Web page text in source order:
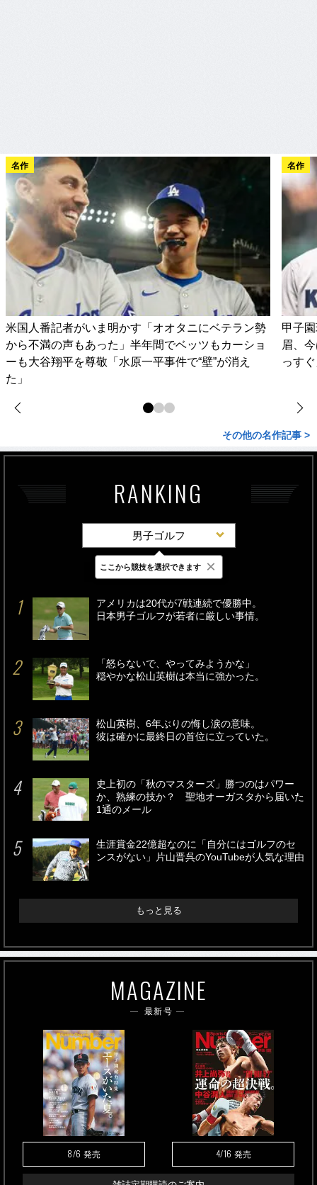
名作
米国人番記者がいま明かす「オオタニにベテラン勢
から不満の声もあった」半年間でベッツもカーショ
ーも大谷翔平を尊敬「水原一平事件で“壁”が消え
た」
名作
甲子
眉、
っす
その他の名作記事 >
RANKING
男子ゴルフ
最新 24時間 週間
アメリカは20代が7戦連続で優勝中。
日本男子ゴルフが若者に厳しい事情。
「怒らないで、やってみようかな」
穏やかな松山英樹は本当に強かった。
松山英樹、6年ぶりの悔し涙の意味。
彼は確かに最終日の首位に立っていた。
史上初の「秋のマスターズ」勝つのはパワー
か、熟練の技か？ 聖地オーガスタから届いた
1通のメール
生涯賞金22億超なのに「自分にはゴルフのセ
ンスがない」片山晋呉のYouTubeが人気な理由
もっと見る
MAGAZINE
最新号
8/6 発売 4/16 発売
ここから競技を選択できます ×